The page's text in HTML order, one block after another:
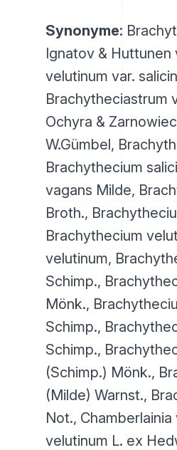
Synonyme:
Ignatov & Huttunen
velutinum var.
Brachytheciastrum
Ochyra &
W.Gümbel,
Brachythecium
vagans Milde,
Broth.,
Brachythecium
velutinum,
Schimp.,
Mönk.,
Schimp.,
Schimp.,
(Schimp.) Mönk.,
(Milde) Warnst.,
Not.,
velutinum L. ex